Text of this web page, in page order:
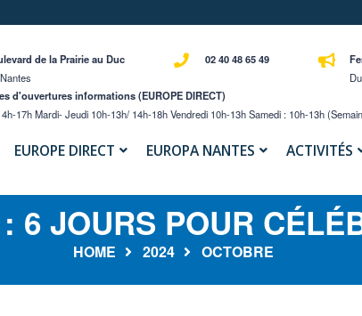
de la Prairie au Duc
02 40 48 65 49
d'ouvertures informations (EUROPE DIRECT)
17h Mardi- Jeudi 10h-13h/ 14h-18h Vendredi 10h-13h Samedi : 10h-13h
EUROPE DIRECT EUROPA NANTES ACTIVITÉS
6 JOURS POUR
HOME 2024 OCTOBRE